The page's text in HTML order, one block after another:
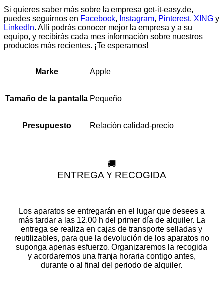
Si quieres saber más sobre la empresa get-it-easy.de,
puedes seguirnos en Facebook, Instagram, Pinterest, XING y
LinkedIn. Allí podrás conocer mejor la empresa y a su
equipo, y recibirás cada mes información sobre nuestros
productos más recientes. ¡Te esperamos!
Marke Apple
Tamaño de la pantalla Pequeño
Presupuesto Relación calidad-precio
🚚
ENTREGA Y RECOGIDA
Los aparatos se entregarán en el lugar que desees a
más tardar a las 12.00 h del primer día de alquiler. La
entrega se realiza en cajas de transporte selladas y
reutilizables, para que la devolución de los aparatos no
suponga apenas esfuerzo. Organizaremos la recogida
y acordaremos una franja horaria contigo antes,
durante o al final del periodo de alquiler.